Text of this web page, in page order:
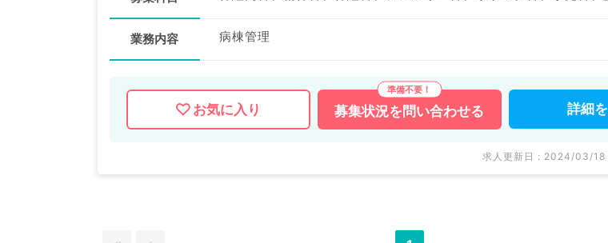
業務内容 病棟管理
お気に入り 募集状況を 問い合わせる 詳細を
求人更新日 : 2024/03/18